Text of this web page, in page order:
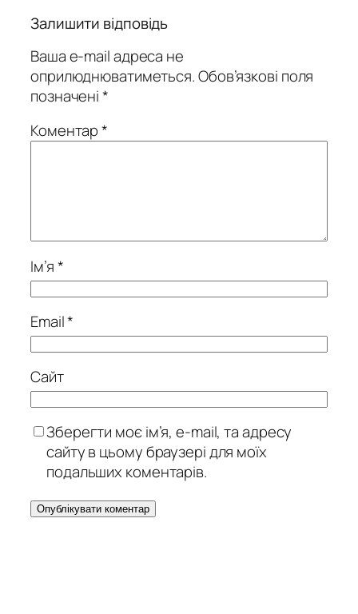
Залишити відповідь
Ваша e-mail адреса не
оприлюднюватиметься.Обов’язкові поля
позначені*
Коментар*
Ім’я*
Email*
Сайт
Зберегти моє ім’я, e-mail, та адресу
сайту в цьому браузері для моїх
подальших коментарів.